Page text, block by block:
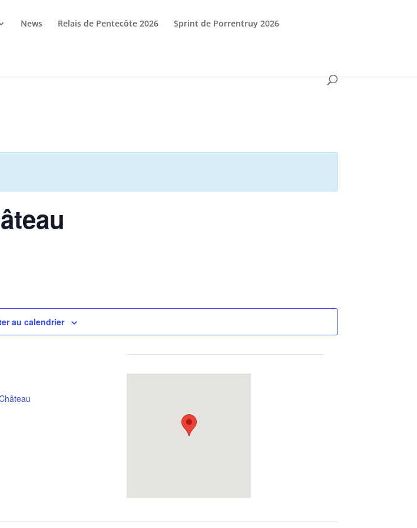
News Relais de Pentecôte 2026 Sprint de Porrentruy 2026
au calendrier